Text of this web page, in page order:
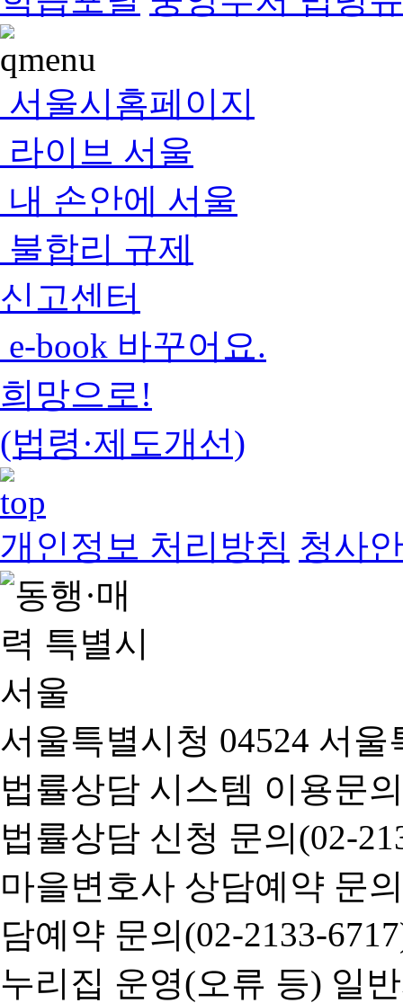
서울시홈페이지
라이브 서울
내 손안에 서울
불합리 규제
신고센터
e-book 바꾸어요.
희망으로!
(법령·제도개선)
개인정보 처리방침 청사
서울특별시청 04524 서
법률상담 시스템 이용문
법률상담 신청 문의(02-
마을변호사 상담예약 문
담예약 문의(02-2133-
누리집 운영(오류 등) 일